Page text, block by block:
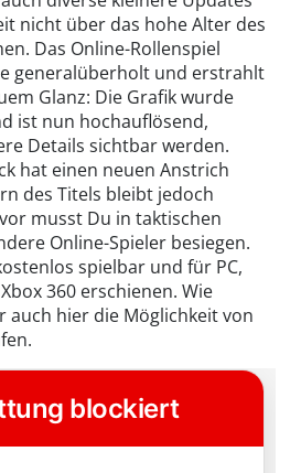
nicht über das hohe Alter des
Das Online-Rollenspiel
generalüberholt und erstrahlt
Glanz: Die Grafik wurde
ist nun hochauflösend,
Details sichtbar werden.
hat einen neuen Anstrich
des Titels bleibt jedoch
musst Du in taktischen
Online-Spieler besiegen.
spielbar und für PC,
360 erschienen. Wie
auch hier die Möglichkeit von